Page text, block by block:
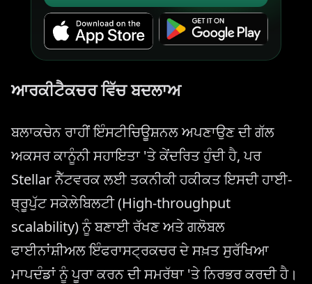
ਆਰਕੀਟੈਕਚਰ ਵਿੱਚ ਬਦਲਾਅ
ਬਲਾਕਚੇਨ ਰਾਹੀਂ ਇੰਸਟੀਚਿਊਸ਼ਨਲ ਅਪਣਾਉਣ ਦੀ ਗੱਲ
ਅਕਸਰ ਕਾਨੂੰਨੀ ਸਹਾਇਤਾ 'ਤੇ ਕੇਂਦਰਿਤ ਹੁੰਦੀ ਹੈ, ਪਰ
Stellar ਨੈੱਟਵਰਕ ਲਈ ਤਕਨੀਕੀ ਹਕੀਕਤ ਇਸਦੀ ਹਾਈ-
ਥ੍ਰੂਪੁੱਟ ਸਕੇਲੇਬਿਲਟੀ (High-throughput
scalability) ਨੂੰ ਬਣਾਈ ਰੱਖਣ ਅਤੇ ਗਲੋਬਲ
ਫਾਈਨਾਂਸ਼ੀਅਲ ਇੰਫਰਾਸਟ੍ਰਕਚਰ ਦੇ ਸਖ਼ਤ ਸੁਰੱਖਿਆ
ਮਾਪਦੰਡਾਂ ਨੂੰ ਪੂਰਾ ਕਰਨ ਦੀ ਸਮਰੱਥਾ 'ਤੇ ਨਿਰਭਰ ਕਰਦੀ ਹੈ।